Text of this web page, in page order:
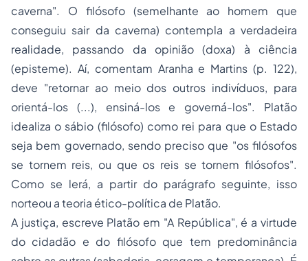
caverna". O filósofo (semelhante ao homem que
conseguiu sair da caverna) contempla a verdadeira
realidade, passando da opinião (doxa) à ciência
(episteme). Aí, comentam Aranha e Martins (p. 122),
deve "retornar ao meio dos outros indivíduos, para
orientá-los (...), ensiná-los e governá-los". Platão
idealiza o sábio (filósofo) como rei para que o Estado
seja bem governado, sendo preciso que "os filósofos
se tornem reis, ou que os reis se tornem filósofos".
Como se lerá, a partir do parágrafo seguinte, isso
norteou a teoria ético-política de Platão.
A justiça, escreve Platão em "A República", é a virtude
do cidadão e do filósofo que tem predominância